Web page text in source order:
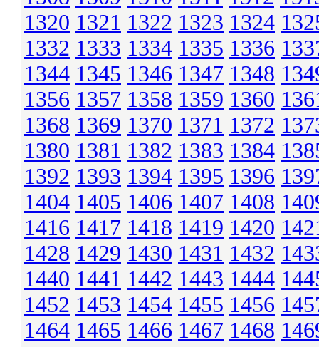
1320 1321 1322 1323 1324
1332 1333 1334 1335 1336
1344 1345 1346 1347 1348
1356 1357 1358 1359 1360
1368 1369 1370 1371 1372
1380 1381 1382 1383 1384
1392 1393 1394 1395 1396
1404 1405 1406 1407 1408
1416 1417 1418 1419 1420
1428 1429 1430 1431 1432
1440 1441 1442 1443 1444
1452 1453 1454 1455 1456
1464 1465 1466 1467 1468